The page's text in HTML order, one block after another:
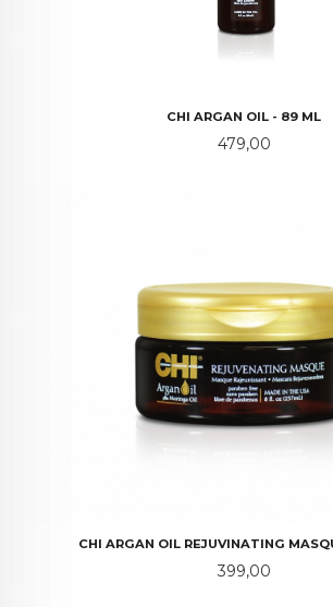
CHI ARGAN OIL - 89 ML
Pris
479,00
CHI ARGAN OIL REJUVINATING
Pris
399,00